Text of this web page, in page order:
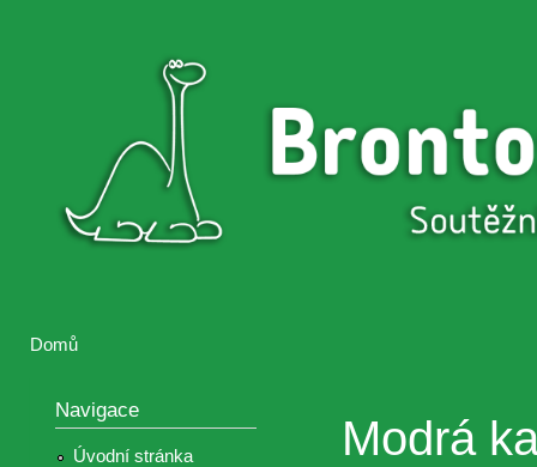
Brontosaurus
Brontosaurus
Domů
Navigace
Úvodní stránka
Modrá